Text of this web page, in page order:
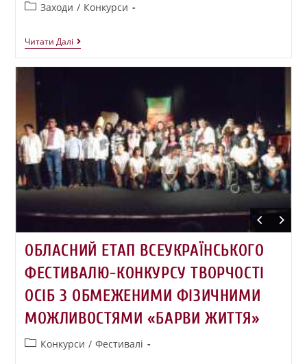
Заходи / Конкурси
Читати Далі
ОБЛАСНИЙ ЕТАП ВСЕУКРАЇНСЬКОГО
ФЕСТИВАЛЮ-КОНКУРСУ ТВОРЧОСТІ
ОСІБ З ОБМЕЖЕНИМИ ФІЗИЧНИМИ
МОЖЛИВОСТЯМИ «БАРВИ ЖИТТЯ»
Конкурси / Фестивалі